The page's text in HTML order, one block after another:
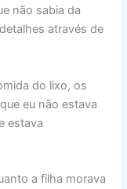
não sabia da
através de
do lixo, os
eu não estava
estava
a filha morava